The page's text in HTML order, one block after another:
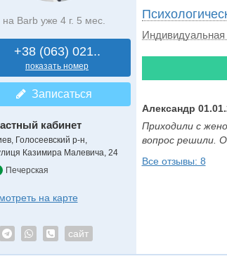
на Barb уже 4 г. 5 мес.
+38 (063) 021..
показать номер
Записаться
кабинет
Голосеевский р-н,
Казимира Малевича, 24
Печерская
на карте
сайт
Индивидуальная
Александр
Приходили с
вопрос решили.
Все отзывы: 8